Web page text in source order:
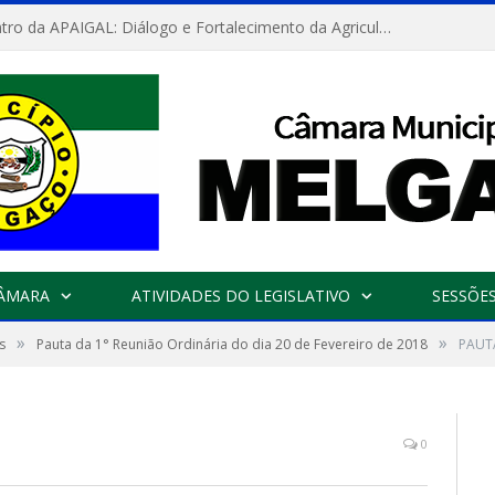
Convite: Encontro da APAIGAL: Diálogo e Fortalecimento da Agricultura Familiar
ATIVIDADES DO LEGISLATIVO SESSÕES
» Pauta da 1° Reunião Ordinária do dia 20 de Fevereiro de 2018 »
0